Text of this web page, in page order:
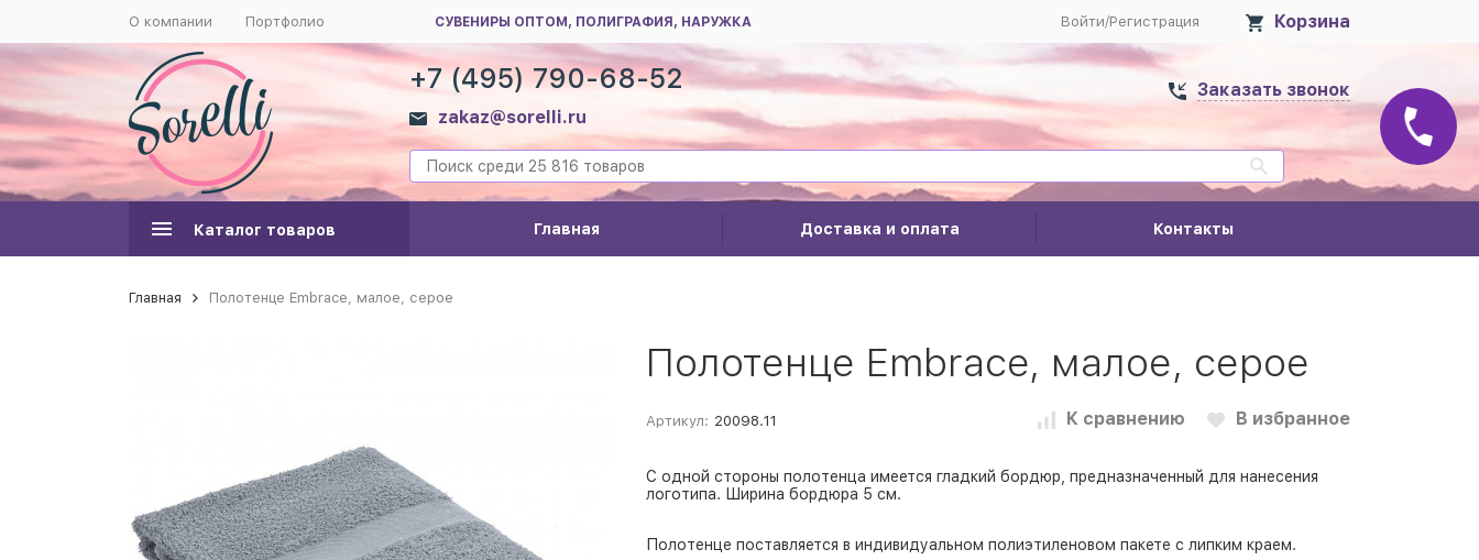
О компании Портфолио СУВЕНИРЫ ОПТОМ, ПОЛИГРАФИЯ, НАРУЖКА Войти/Регистрация Корзина
+7 (495) 790-68-52
zakaz@sorelli.ru
Заказать звонок
Каталог товаров Главная Доставка и оплата Контакты
Главная Полотенце Embrace, малое, серое
Полотенце Embrace, малое, серое
Артикул: 20098.11 К сравнению В избранное
С одной стороны полотенца имеется гладкий бордюр, предназначенный для нанесения
логотипа. Ширина бордюра 5 см.
Полотенце поставляется в индивидуальном полиэтиленовом пакете с липким краем.